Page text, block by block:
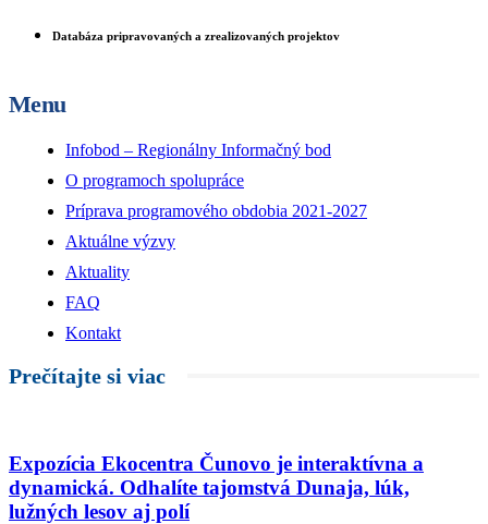
Databáza pripravovaných a zrealizovaných projektov
Menu
Infobod – Regionálny Informačný bod
O programoch spolupráce
Príprava programového obdobia 2021-2027
Aktuálne výzvy
Aktuality
FAQ
Kontakt
Prečítajte si viac
Expozícia Ekocentra Čunovo je interaktívna a
dynamická. Odhalíte tajomstvá Dunaja, lúk,
lužných lesov aj polí